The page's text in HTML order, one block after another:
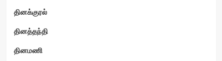
தினக்குரல்
தினத்தந்தி
தினமணி